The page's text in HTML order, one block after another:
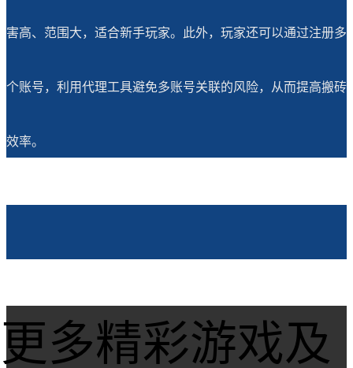
害高、范围大，适合新手玩家。此外，玩家还可以通过注册多
个账号，利用代理工具避免多账号关联的风险，从而提高搬砖
效率。
更多精彩游戏及